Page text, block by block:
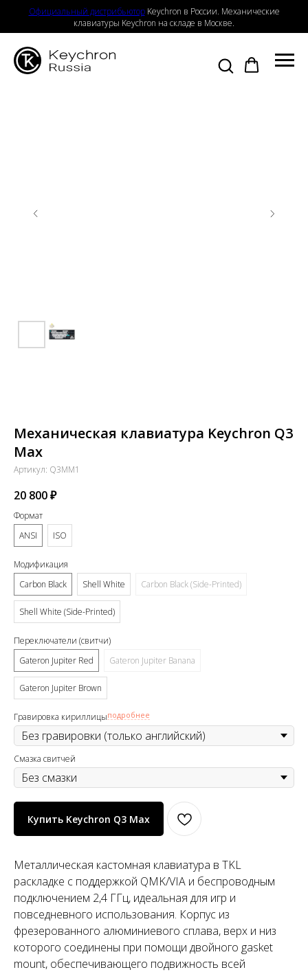
Официальный дистрибьютор Keychron в России. Механические
клавиатуры Keychron на складе в Москве.
Механическая клавиатура Keychron Q3
Max
Артикул: Q3MM1
20 800₽
Формат
ANSI
ISO
Модификация
Carbon Black
Shell White Carbon Black (Side-Printed)
Shell White (Side-Printed)
Переключатели (свитчи)
Gateron Jupiter Red
Gateron Jupiter Banana
Gateron Jupiter Brown
Гравировка кириллицыподробнее
Смазка свитчей
Купить Keychron Q3 Max
Металлическая кастомная клавиатура в TKL
раскладке с поддержкой QMK/VIA и беспроводным
подключением 2,4 ГГц, идеальная для игр и
повседневного использования. Корпус из
фрезерованного алюминиевого сплава, верх и низ
которого соединены при помощи двойного gasket
mount, обеспечивающего подвижность всей